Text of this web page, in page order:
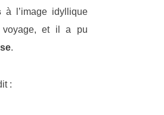
à l’image idyllique
voyage, et il a pu
.
: